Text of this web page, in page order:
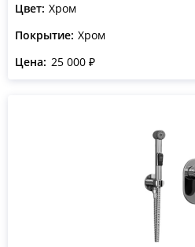
Цвет: Хром
Покрытие: Хром
Цена: 25 000 ₽